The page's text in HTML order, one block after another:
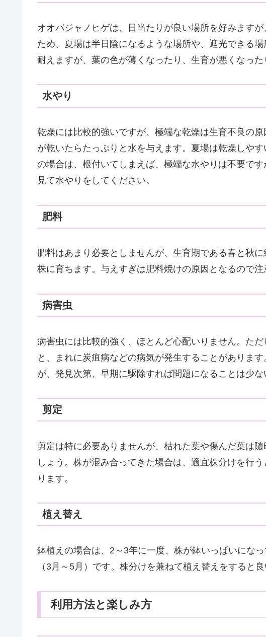
オオバジャノヒゲは、日当たりが良い場所を好みます
ため、夏場は半日陰になるような場所や、遮光できる
耐えますが、葉の色が薄くなったり、生育が悪くなった
水やり
乾燥には比較的強いですが、極端な乾燥は生育不良の
が乾いたらたっぷりと水を与えます。夏場は乾燥しや
の場合は、根付いてしまえば、極端な水やりは不要で
見て水やりをしてください。
肥料
肥料はあまり必要としませんが、生育期である春と秋
株に育ちます。与えすぎは肥料焼けの原因となるので注
病害虫
病害虫には比較的強く、ほとんど心配いりません。た
と、まれに炭疽病などの病気が発生することがありま
が、発見次第、早期に駆除すれば問題になることは少な
剪定
剪定は特に必要ありませんが、枯れた葉や傷んだ葉は
しょう。株が混み合ってきた場合は、適宜株分けを行
ります。
植え替え
鉢植えの場合は、2～3年に一度、株が鉢いっぱいにな
（3月～5月）です。株分けを兼ねて植え替えをすると良
利用方法と楽しみ方